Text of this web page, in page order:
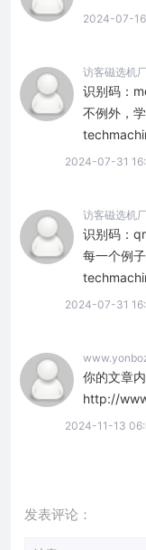
2024-07-
访客磁选机
识别码：
不例外，
2024-07-31
访客磁选机
识别码：
每一个例
2024-07-31
你的文章
http://
2024-11-13
发表评论：